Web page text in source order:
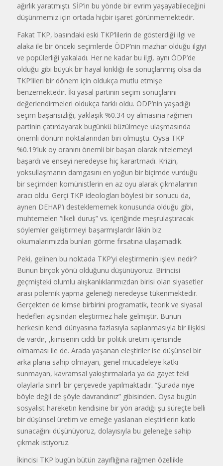
ağırlık yaratmıştı. SİP’in bu yönde bir evrim yaşayabileceğini
düşünmemiz için ortada hiçbir işaret görünmemektedir.
Fakat TKP, basındaki eski TKP’lilerin de gösterdiği ilgi ve
alaka ile bir önceki seçimlerde ÖDP’nin mazhar olduğu ilgiyi
ve popülerliği yakaladı. Her ne kadar bu ilgi, aynı ÖDP’de
olduğu gibi büyük bir hayal kırıklığı ile sonuçlanmış olsa da
TKP’lileri bir dönem için oldukça mutlu etmişe
benzemektedir. İki yasal partinin seçim sonuçlarını
değerlendirmeleri oldukça farklı oldu. ÖDP’nin yaşadığı
seçim başarısızlığı, yaklaşık %0.34 oy almasına rağmen
partinin çatırdayarak bugünkü büzülmeye ulaşmasında
önemli dönüm noktalarından biri olmuştu. Oysa TKP
%0.19’luk oy oranını önemli bir başarı olarak nitelemeyi
başardı ve enseyi neredeyse hiç karartmadı. Krizin,
yoksullaşmanın damgasını en yoğun bir biçimde vurduğu
bir seçimden komünistlerin en az oyu alarak çıkmalarının
aracı oldu. Gerçi TKP ideologları böylesi bir sonucu da,
aynen DEHAP’ı desteklememek konusunda olduğu gibi,
muhtemelen “ilkeli duruş” vs. içeriğinde meşrulaştıracak
söylemler geliştirmeyi başarmışlardır lâkin biz
okumalarımızda bunları görme fırsatına ulaşamadık.
Peki, gelinen bu noktada TKP’yi eleştirmenin işlevi nedir?
Bunun birçok yönü olduğunu düşünüyoruz. Birincisi
geçmişteki olumlu alışkanlıklarımızdan birisi olan siyasetler
arası polemik yapma geleneği neredeyse tükenmektedir.
Gerçekten de kimse birbirini programatik, teorik ve siyasal
hedefleri açısından eleştirmez hale gelmiştir. Bunun
herkesin kendi dünyasına fazlasıyla saplanmasıyla bir ilişkisi
de vardır, ,kimsenin ciddi bir politik üretim içerisinde
olmaması ile de. Arada yaşanan eleştiriler ise düşünsel bir
arka plana sahip olmayan, genel mücadeleye katkı
sunmayan, kavramsal yakıştırmalarla ya da gayet tekil
olaylarla sınırlı bir çerçevede yapılmaktadır. “Şurada niye
böyle değil de şöyle davrandınız” gibisinden. Oysa bugün
sosyalist hareketin kendisine bir yön aradığı şu süreçte belli
bir düşünsel üretim ve emeğe yaslanan eleştirilerin katkı
sunacağını düşünüyoruz, dolayısıyla bu geleneğe sahip
çıkmak istiyoruz.
İkincisi TKP bugün bütün zayıflığına rağmen özellikle